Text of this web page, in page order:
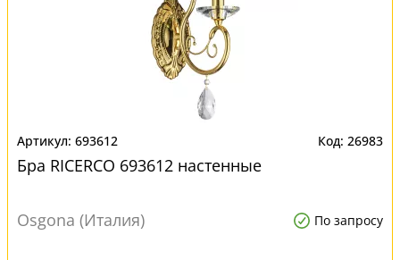
693612 26983
Бра RICERCO 693612 настенные
Osgona (Италия) По запросу